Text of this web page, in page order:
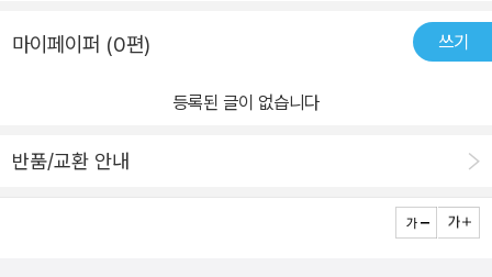
문이라고 말한다. 어떤 문제와 사건이 닥치든 그것을 ‘힘들다’ ‘괴롭
다’ 해석하지 않으려 애쓰면 나는 곧 평정심을 되찾을 수 있게 된다.
기, 분노하는 대신 평온해지기로 결정하기, 두려움에 익숙해질 때까
지 이를 회피하지 말고 이성적으로 차분하게 생각하기, 통제할 수 없
순간에 집중하기, 타인의 입장이 되어보기, 모욕은 잊고 모범 보이기
등의 원칙과 방법이 마련되어 있으니 독자들은 천천히 여유를 가지고
마이페이퍼 (0편) 쓰기
등록된 글이 없습니다
반품/교환 안내